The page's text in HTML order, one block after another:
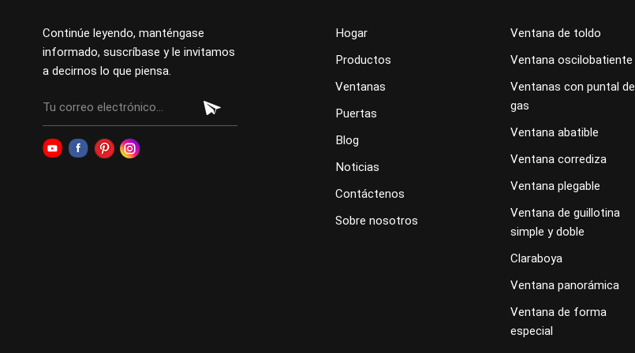
Continúe leyendo, manténgase
informado, suscríbase y le invitamos
a decirnos lo que piensa.
Hogar
Productos
Ventanas
Puertas
Blog
Noticias
Contáctenos
Sobre nosotros
Ventana de toldo
Ventana oscilobatiente
Ventanas con puntal de
gas
Ventana abatible
Ventana corrediza
Ventana plegable
Ventana de guillotina
simple y doble
Claraboya
Ventana panorámica
Ventana de forma
especial